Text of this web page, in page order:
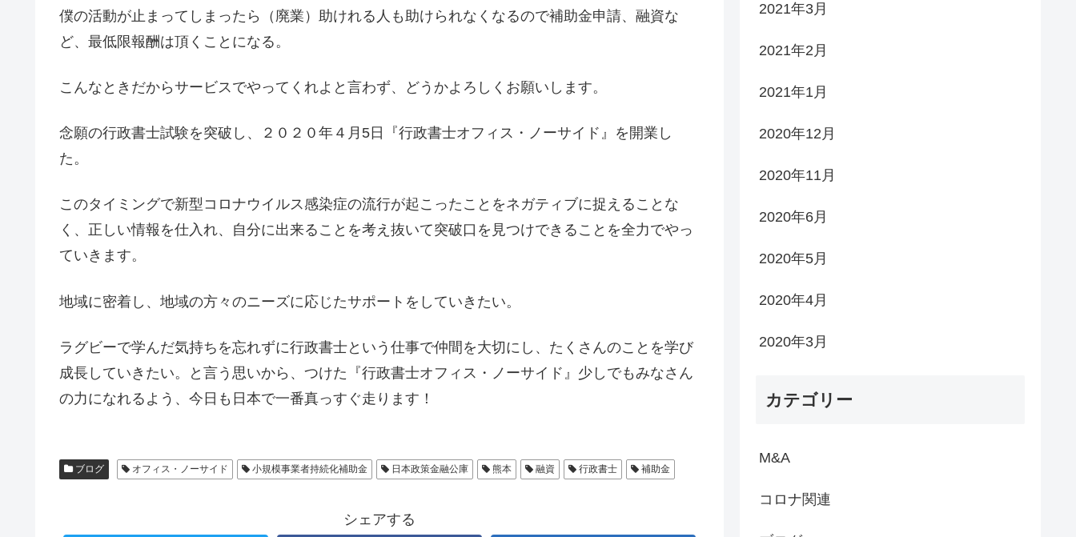
僕の活動が止まってしまったら（廃業）助けれる人も助けられなくなるので補助金申請、融資な
ど、最低限報酬は頂くことになる。
こんなときだからサービスでやってくれよと言わず、どうかよろしくお願いします。
念願の行政書士試験を突破し、２０２０年４月5日『行政書士オフィス・ノーサイド』を開業し
た。
このタイミングで新型コロナウイルス感染症の流行が起こったことをネガティブに捉えることな
く、正しい情報を仕入れ、自分に出来ることを考え抜いて突破口を見つけできることを全力でやっ
ていきます。
地域に密着し、地域の方々のニーズに応じたサポートをしていきたい。
ラグビーで学んだ気持ちを忘れずに行政書士という仕事で仲間を大切にし、たくさんのことを学び
成長していきたい。と言う思いから、つけた『行政書士オフィス・ノーサイド』少しでもみなさん
の力になれるよう、今日も日本で一番真っすぐ走ります！
ブログ オフィス・ノーサイド 小規模事業者持続化補助金 日本政策金融公庫 熊本 融資 行政書士 補助金
シェアする
2021年3月
2021年2月
2021年1月
2020年12月
2020年11月
2020年6月
2020年5月
2020年4月
2020年3月
カテゴリー
M&A
コロナ関連